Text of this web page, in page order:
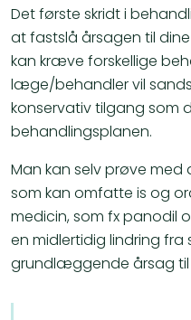
Det første skridt i
at fastslå årsagen til
kan kræve forskellige
læge/behandler vil
konservativ tilgang som
behandlingsplanen.
Man kan selv prøve
som kan omfatte is og
medicin, som fx panodil
en midlertidig lindring fra
grundlæggende årsag til